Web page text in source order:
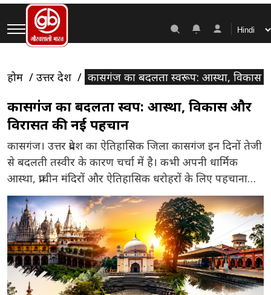
होम उत्तर प्रदेश कासगंज का बदलता स्वरूप: आस्था, विकास
कासगंज का बदलता स्वरूप: आस्था, विकास और
विरासत की नई पहचान
कासगंज। उत्तर प्रदेश का ऐतिहासिक जिला कासगंज इन दिनों तेजी
से बदलती तस्वीर के कारण चर्चा में है। कभी अपनी धार्मिक
आस्था, प्राचीन मंदिरों और ऐतिहासिक धरोहरों के लिए पहचाना
जाने वाला यह जिला अब आधुनिक विकास, बेहतर आधारभूत
सुविधाओं और पर्यटन की नई संभावनाओं के साथ आगे बढ़ रहा
है। प्रदेश सरकार द्वारा धार्मिक […]